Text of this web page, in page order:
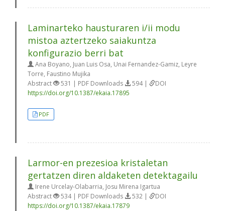
Laminarteko hausturaren i/ii modu
mistoa aztertzeko saiakuntza
konfigurazio berri bat
Ana Boyano, Juan Luis Osa, Unai Fernandez-Gamiz, Leyre
Torre, Faustino Mujika
Abstract
531 | PDF Downloads 594 |
DOI
https://doi.org/10.1387/ekaia.17895
PDF
Larmor-en prezesioa kristaletan
gertatzen diren aldaketen detektagailu
Irene Urcelay-Olabarria, Josu Mirena Igartua
Abstract
534 | PDF Downloads 532 |
DOI
https://doi.org/10.1387/ekaia.17879